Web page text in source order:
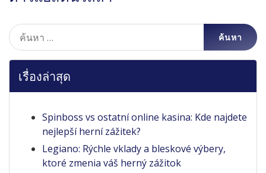
ค้นหา
สำหรับ:
เรื่องล่าสุด
Spinboss vs ostatní online kasina: Kde najdete
nejlepší herní zážitek?
Legiano: Rýchle vklady a bleskové výbery,
ktoré zmenia váš herný zážitok